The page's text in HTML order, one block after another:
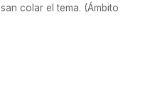
colar el tema. (Ámbito